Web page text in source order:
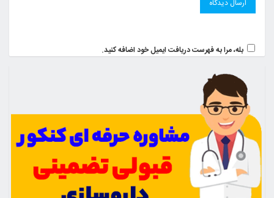
بله، مرا به فهرست دریافت ایمیل خود اضافه کنید.